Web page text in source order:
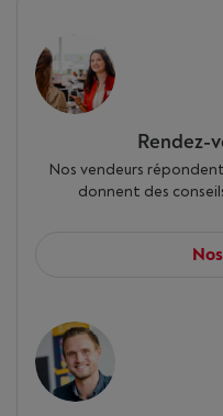
Rendez-
Nos vendeurs
donnent des